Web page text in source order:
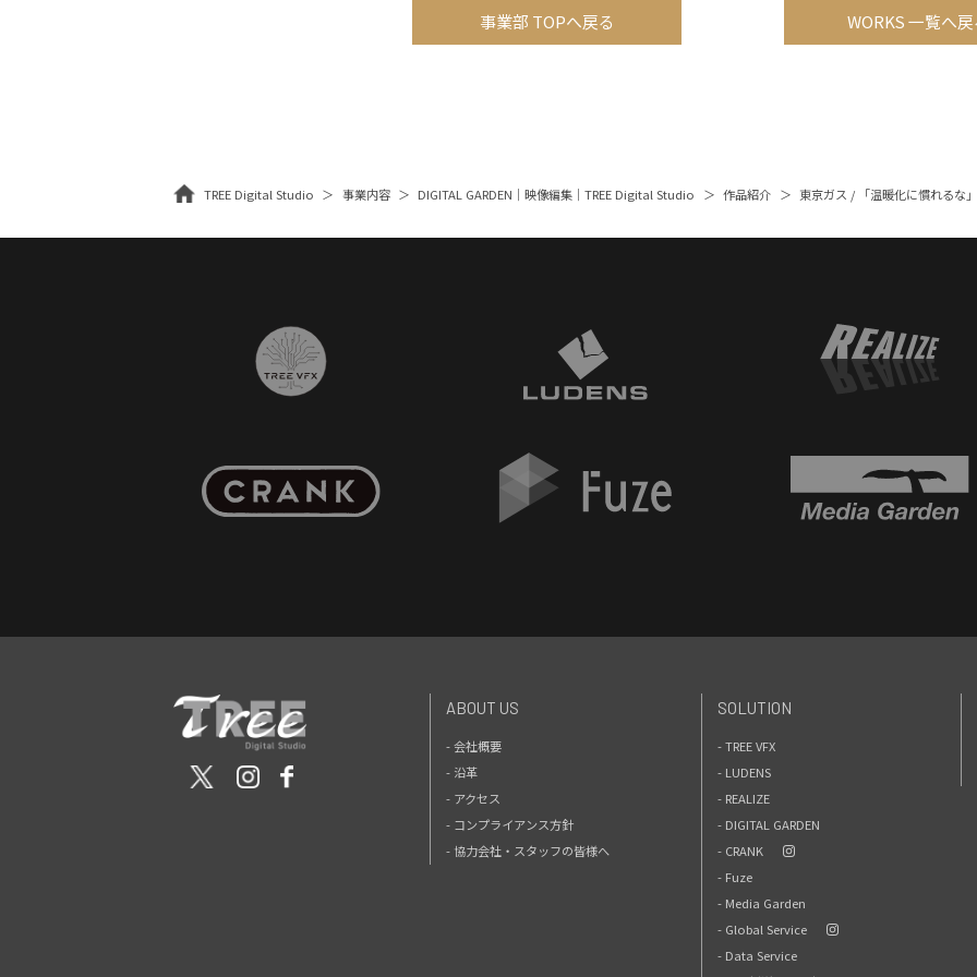
事業部 TOPへ戻る WORKS 一覧へ
TREE Digital Studio 事業内容 DIGITAL GARDEN｜映像編集｜TREE Digital Studio 作品紹介 東京ガス / 「温暖化に慣れるな
ABOUT US
- 会社概要
- 沿革
- アクセス
- コンプライアンス方針
- 協力会社・スタッフの皆様へ
SOLUTION
- TREE VFX
- LUDENS
- REALIZE
- DIGITAL GARDEN
- CRANK
- Fuze
- Media Garden
- Global Service
- Data Service